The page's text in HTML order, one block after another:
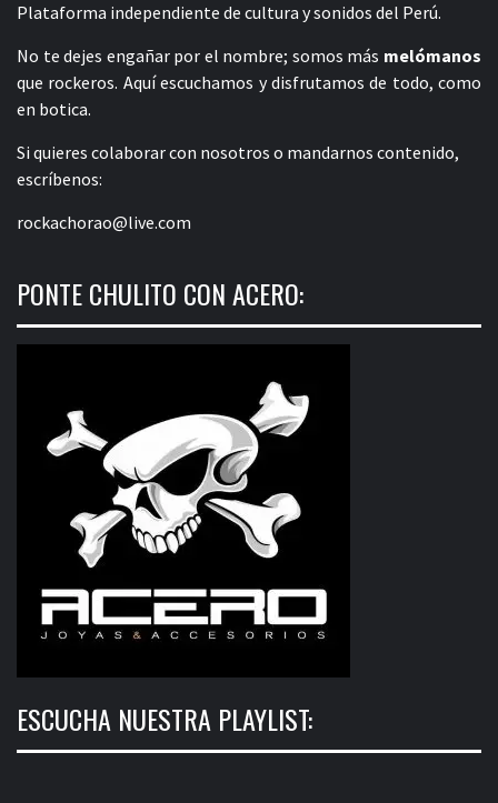
Plataforma independiente de cultura y sonidos del Perú.
No te dejes engañar por el nombre; somos más melómanos
que rockeros. Aquí escuchamos y disfrutamos de todo, como
en botica.
Si quieres colaborar con nosotros o mandarnos contenido,
escríbenos:
rockachorao@live.com
PONTE CHULITO CON ACERO:
ESCUCHA NUESTRA PLAYLIST: